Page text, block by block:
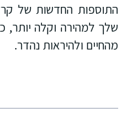
התוספות החדשות של
שלך למהירה וקלה יותר,
מהחיים ולהיראות נהדר.